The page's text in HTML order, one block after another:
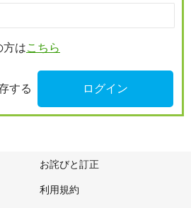
方はこちら
する
お詫びと訂正
利用規約